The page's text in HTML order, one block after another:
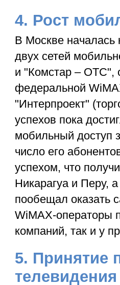
4. Рост
В Москве началась
двух сетей
и "Комстар – ОТС",
федеральной
"Интерпроект"
успехов пока
мобильный доступ
число его
успехом, что
Никарагуа и Перу,
пообещал оказать
WiMAX-операторы
компаний, так и у
5. Принятие
телевидения